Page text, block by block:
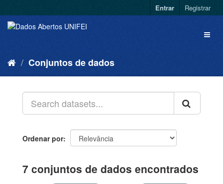
Entrar Registrar
Conjuntos de dados
Ordenar por
7 conjuntos de dados encontrados